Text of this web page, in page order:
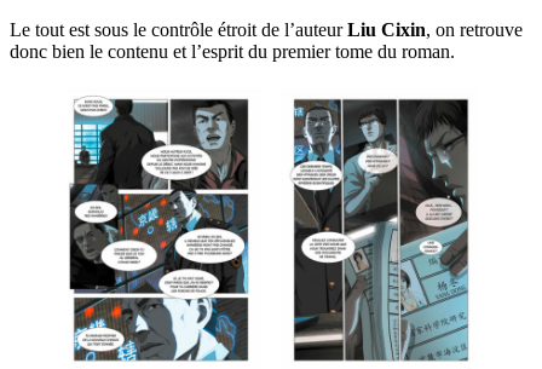
Le tout est sous le contrôle étroit de l’auteurLiu Cixin, on retrouve
donc bien le contenu et l’esprit du premier tome du roman.